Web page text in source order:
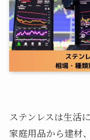
ステンレスは生活
家庭用品から建材